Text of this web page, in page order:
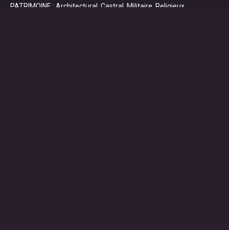
PATRIMOINE : Architectural, Castral, Militaire, Religieux,